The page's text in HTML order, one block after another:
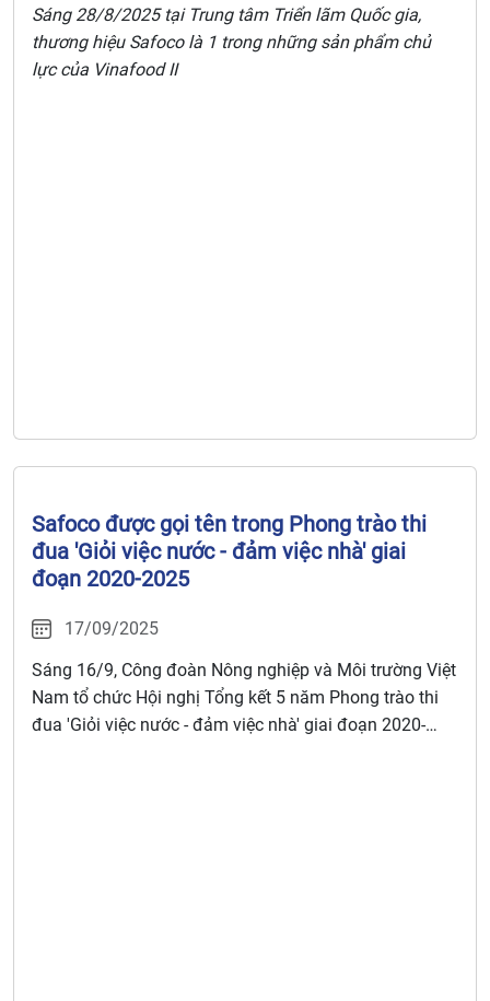
Sáng 28/8/2025 tại Trung tâm Triển lãm Quốc gia,
thương hiệu Safoco là 1 trong những sản phẩm chủ
lực của Vinafood II
Safoco được gọi tên trong Phong trào thi
đua 'Giỏi việc nước - đảm việc nhà' giai
đoạn 2020-2025
17/09/2025
Sáng 16/9, Công đoàn Nông nghiệp và Môi trường Việt
Nam tổ chức Hội nghị Tổng kết 5 năm Phong trào thi
đua 'Giỏi việc nước - đảm việc nhà' giai đoạn 2020-